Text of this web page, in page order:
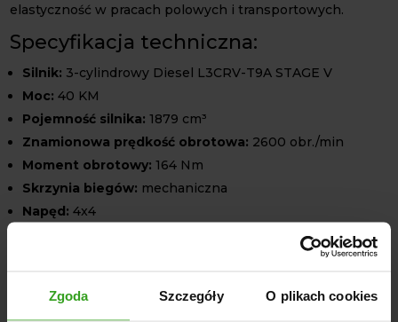
Zgoda Szczegóły O plikach cookies
elastyczność w pracach polowych i transportowych.
Specyfikacja techniczna:
Silnik: 3-cylindrowy Diesel L3CRV-T9A STAGE V
Moc: 40 KM
Pojemność silnika: 1879 cm³
Znamionowa prędkość obrotowa: 2600 obr./min
Moment obrotowy: 164 Nm
Skrzynia biegów: mechaniczna
Napęd: 4x4
Szerokość całkowita z oponami:
1600 mm